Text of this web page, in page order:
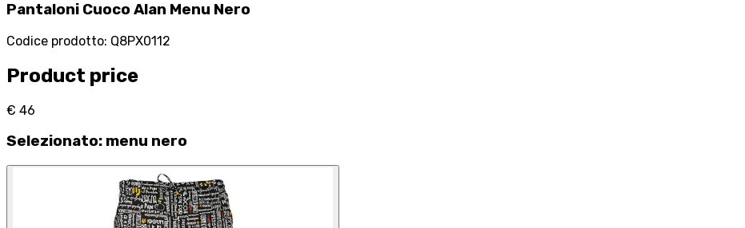
Pantaloni Cuoco Alan Menu Nero
Codice prodotto: Q8PX0112
Product price
€ 46
Selezionato: menu nero